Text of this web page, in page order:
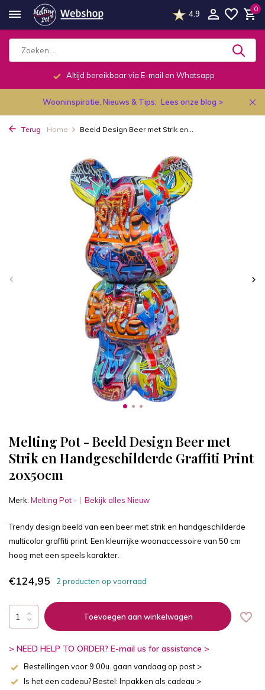
4.9
0
Altijd bereikbaar via E-mail en Whatsapp
Wooninspiratie, Nieuws & Tips: Lees onze blog >
Terug Home Beeld Design Beer met Strik en...
Melting Pot - Beeld Design Beer met
Strik en Handgeschilderde Graffiti Print
20x50cm
Merk: Melting Pot - Bekijk alles Nieuw
Trendy design beeld van een beer met strik en handgeschilderde
multicolor graffiti print. Een kleurrijke woonaccessoire van 50 cm
hoog met een speels karakter.
€124,95 2 producten op voorraad
Toevoegen aan winkelwagen
> NEED HELP TO ORDER? E-mail us for assistance >
Bestellingen voor 9.00u. gaan vandaag op post >
Is het een cadeau? Bestel: Inpakken als cadeau >